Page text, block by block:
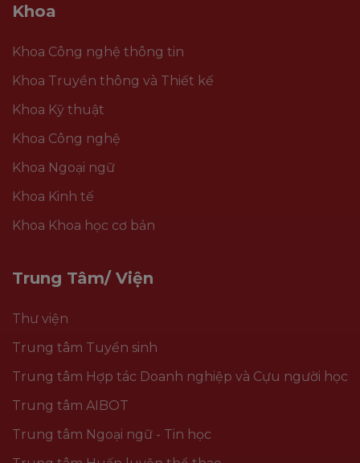
Khoa
Khoa Công nghệ thông tin
Khoa Truyền thông và Thiết kế
Khoa Kỹ thuật
Khoa Công nghệ
Khoa Ngoại ngữ
Khoa Kinh tế
Khoa Khoa học cơ bản
Trung Tâm/ Viện
Thư viện
Trung tâm Tuyển sinh
Trung tâm Hợp tác Doanh nghiệp và Cựu người học
Trung tâm AIBOT
Trung tâm Ngoại ngữ - Tin học